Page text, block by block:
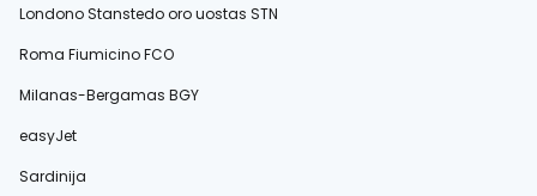
Londono Stanstedo oro uostas STN
Roma Fiumicino FCO
Milanas-Bergamas BGY
easyJet
Sardinija